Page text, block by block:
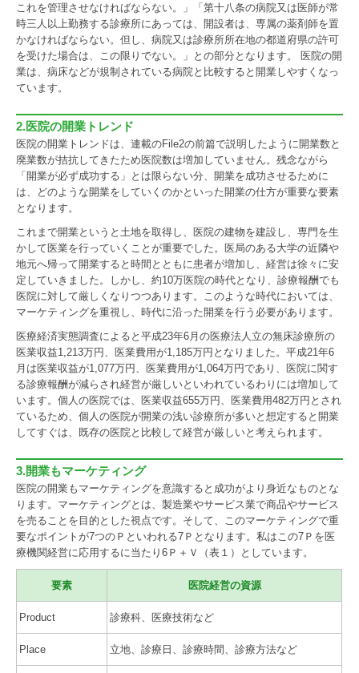
これを管理させなければならない。」「第十八条の病院又は医師が常
時三人以上勤務する診療所にあっては、開設者は、専属の薬剤師を置
かなければならない。但し、病院又は診療所所在地の都道府県の許可
を受けた場合は、この限りでない。」との部分となります。 医院の開
業は、病床などが規制されている病院と比較すると開業しやすくなっ
ています。
2.医院の開業トレンド
医院の開業トレンドは、連載のFile2の前篇で説明したように開業数と
廃業数が拮抗してきたため医院数は増加していません。残念ながら
「開業が必ず成功する」とは限らない分、開業を成功させるために
は、どのような開業をしていくのかといった開業の仕方が重要な要素
となります。
これまで開業というと土地を取得し、医院の建物を建設し、専門を生
かして医業を行っていくことが重要でした。医局のある大学の近隣や
地元へ帰って開業すると時間とともに患者が増加し、経営は徐々に安
定していきました。しかし、約10万医院の時代となり、診療報酬でも
医院に対して厳しくなりつつあります。このような時代においては、
マーケティングを重視し、時代に沿った開業を行う必要があります。
医療経済実態調査によると平成23年6月の医療法人立の無床診療所の
医業収益1,213万円、医業費用が1,185万円となりました。平成21年6
月は医業収益が1,077万円、医業費用が1,064万円であり、医院に関す
る診療報酬が減らされ経営が厳しいといわれているわりには増加して
います。個人の医院では、医業収益655万円、医業費用482万円とされ
ているため、個人の医院が開業の浅い診療所が多いと想定すると開業
してすぐは、既存の医院と比較して経営が厳しいと考えられます。
3.開業もマーケティング
医院の開業もマーケティングを意識すると成功がより身近なものとな
ります。マーケティングとは、製造業やサービス業で商品やサービス
を売ることを目的とした視点です。そして、このマーケティングで重
要なポイントが7つのＰといわれる7Ｐとなります。私はこの7Ｐを医
療機関経営に応用するに当たり6Ｐ＋Ｖ（表１）としています。
要素 医院経営の資源
Product 診療科、医療技術など
Place 立地、診療日、診療時間、診療方法など